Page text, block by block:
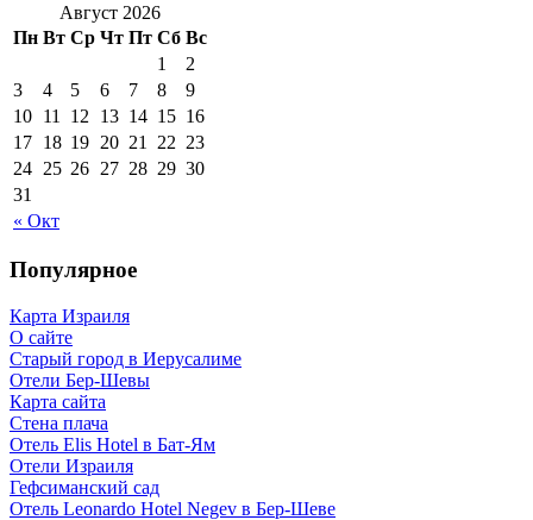
Август 2026
Пн Вт Ср Чт Пт Сб Вс
« Окт
1
2
3
4 5 6 7 8
9
10 11 12 13 14 15 16
17 18 19 20 21 22 23
24 25 26 27 28 29 30
31
Популярное
Карта Израиля
О сайте
Старый город в Иерусалиме
Отели Бер-Шевы
Карта сайта
Стена плача
Отель Elis Hotel в Бат-Ям
Отели Израиля
Гефсиманский сад
Отель Leonardo Hotel Negev в Бер-Шеве